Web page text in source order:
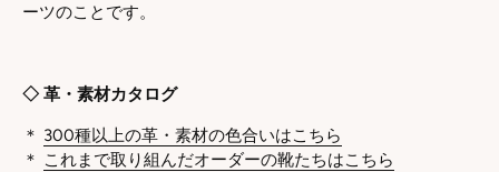
ーツのことです。
◇ 革・素材カタログ
＊ 300種以上の革・素材の色合いはこちら
＊ これまで取り組んだオーダーの靴たちはこちら